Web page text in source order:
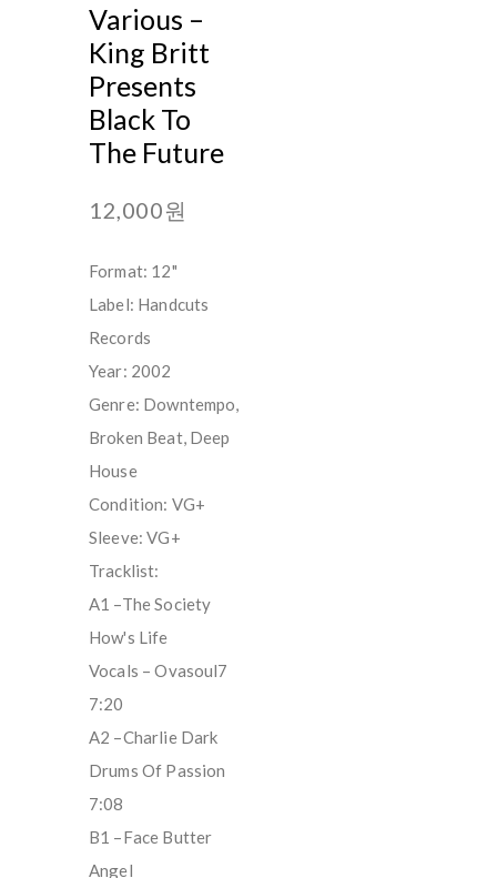
Various ‎–
King Britt
Presents
Black To
The Future
12,000원
Format: 12"
Label: Handcuts
Records
Year: 2002
Genre: Downtempo,
Broken Beat, Deep
House
Condition: VG+
Sleeve: VG+
Tracklist:
A1 –The Society
How's Life
Vocals – Ovasoul7
7:20
A2 –Charlie Dark
Drums Of Passion
7:08
B1 –Face Butter
Angel